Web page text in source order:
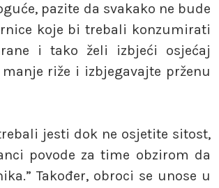
pazite da svakako ne bude
koje bi trebali konzumirati
i tako želi izbjeći osjećaj
riže i izbjegavajte prženu
jesti dok ne osjetite sitost,
povode za time obzirom da
Također, obroci se unose u